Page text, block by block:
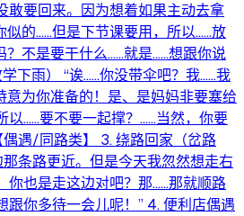
敢要回来。因为想着如果主动去拿
似的……但是下节课要用，所以……放
？不是要干什么……就是……想跟你说
下雨） “诶……你没带伞吧？我……我
意为你准备的！是、是妈妈非要塞给
以……要不要一起撑？……当然，你要
遇/同路类】 3. 绕路回家（岔路
条路更近。但是今天我忽然想走右
你也是走这边对吧？那……那就顺路
跟你多待一会儿呢！” 4. 便利店偶遇